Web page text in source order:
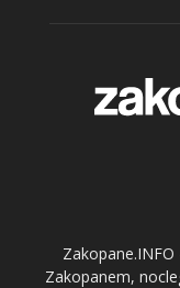
Zakopanem,